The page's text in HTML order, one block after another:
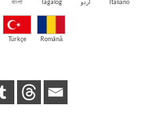
বাংলা Tagalog اُردو Italiano
Türkçe Română